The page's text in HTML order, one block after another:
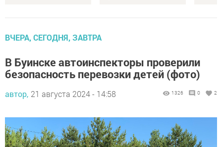
ВЧЕРА, СЕГОДНЯ, ЗАВТРА
В Буинске автоинспекторы проверили
безопасность перевозки детей (фото)
автор, 21 августа 2024 - 14:58 1326 0 2